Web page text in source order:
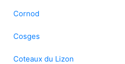
Cornod
Cosges
Coteaux du Lizon